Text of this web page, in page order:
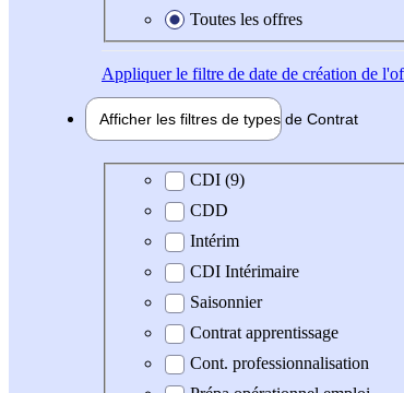
Toutes les offres
Appliquerle filtre de date de création de
Afficher les filtres de types de Contrat
Type de contrat
CDI (9)
CDD
Intérim
CDI Intérimaire
Saisonnier
Contrat apprentissage
Cont. professionnalisation